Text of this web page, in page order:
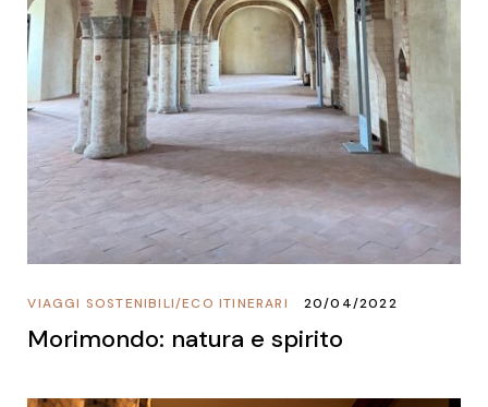
ECO ITINERARI
/
VIAGGI SOSTENIBILI 20/04/2022
Morimondo: natura e spirito